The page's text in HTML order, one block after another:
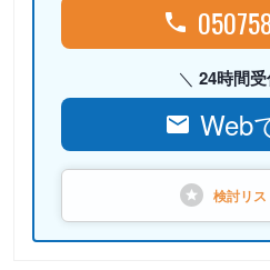
24時間
Web
検討リ